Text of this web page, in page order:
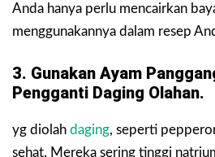
Anda hanya perlu mencairkan
menggunakannya dalam resep
3. Gunakan Ayam
Pengganti Daging Olahan.
yg diolah daging, seperti
sehat. Mereka sering tinggi